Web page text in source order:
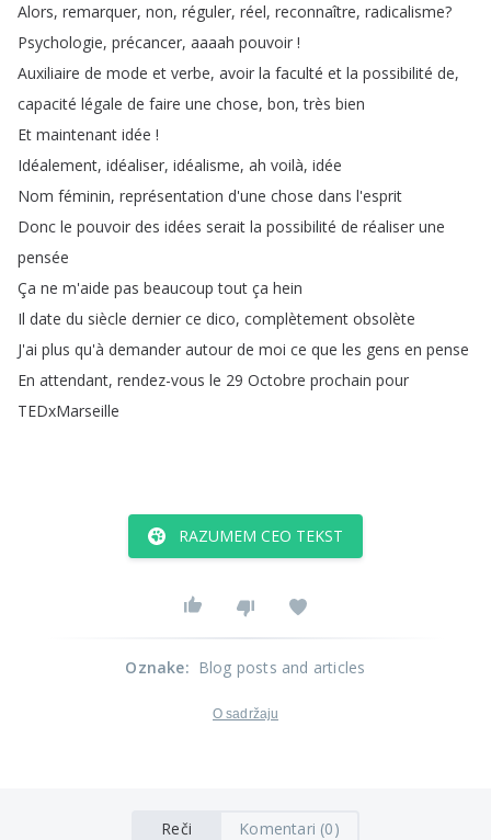
Alors, remarquer, non, réguler, réel, reconnaître, radicalisme?
Psychologie, précancer, aaaah pouvoir !
Auxiliaire de mode et verbe, avoir la faculté et la possibilité de,
capacité légale de faire une chose, bon,très bien
Et maintenant idée !
Idéalement, idéaliser, idéalisme, ah voilà, idée
Nom féminin, représentation d'une chose dans l'esprit
Donc le pouvoir des idées serait la possibilité de réaliser une
pensée
Ça ne m'aide pas beaucoup tout ça hein
Il date du siècle dernier ce dico, complètement obsolète
J'ai plus qu'à demander autour de moi ce que les gens en pense
En attendant, rendez-vous le 29 Octobre prochain pour
TEDxMarseille
RAZUMEM CEO TEKST
Oznake: Blog posts and articles
O sadržaju
Reči Komentari (0)